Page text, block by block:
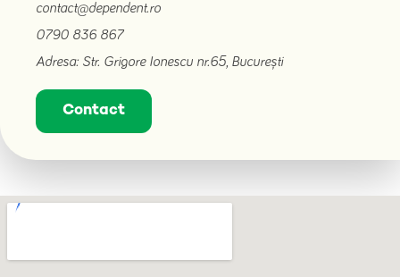
contact@dependent.ro
0790 836 867
Adresa: Str. Grigore Ionescu nr.65, București
Contact